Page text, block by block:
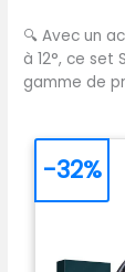
🔍 Avec un
à 12°, ce set
gamme de
-32%